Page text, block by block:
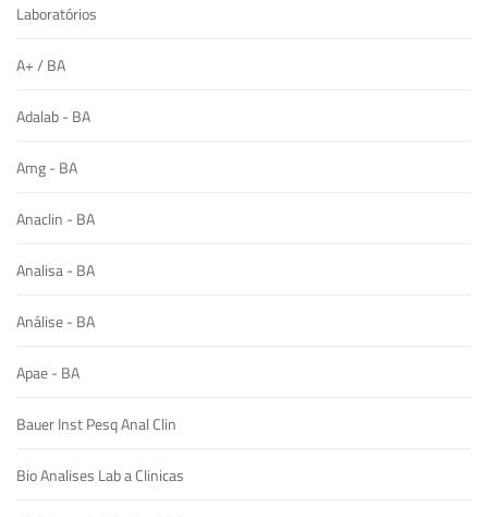
Laboratórios
A+ / BA
Adalab - BA
Amg - BA
Anaclin - BA
Analisa - BA
Análise - BA
Apae - BA
Bauer Inst Pesq Anal Clin
Bio Analises Lab a Clinicas